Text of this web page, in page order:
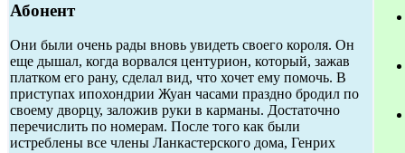
Абонент
Они были очень рады вновь увидеть своего короля. Он
еще дышал, когда ворвался центурион, который, зажав
платком его рану, сделал вид, что хочет ему помочь. В
приступах ипохондрии Жуан часами праздно бродил по
своему дворцу, заложив руки в карманы. Достаточно
перечислить по номерам. После того как были
истреблены все члены Ланкастерского дома, Генрих